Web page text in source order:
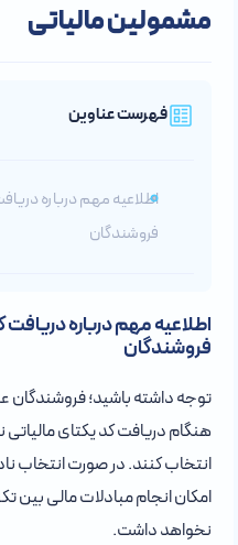
مشمولین مالیاتی
فهرست عناوین
اطلاعیه مهم درباره
فروشندگان
اطلاعیه مهم درباره دریافت
فروشندگان
توجه داشته باشید؛ فروشندگان
هنگام دریافت کد یکتای مالیاتی
امکان انجام مبادلات مالی بین
نخواهد داشت.